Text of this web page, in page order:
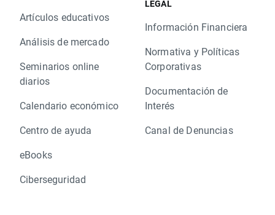
Artículos educativos
Análisis de mercado
Seminarios online
diarios
Calendario económico
Centro de ayuda
eBooks
Ciberseguridad
LEGAL
Información Financiera
Normativa y Políticas
Corporativas
Documentación de
Interés
Canal de Denuncias